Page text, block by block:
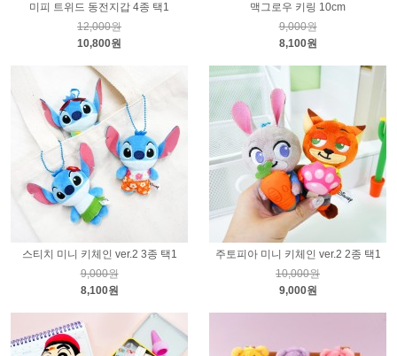
미피 트위드 동전지갑 4종 택1
12,000원
10,800원
맥그로우 키링 10cm
9,000원
8,100원
스티치 미니 키체인 ver.2 3종 택1
9,000원
8,100원
주토피아 미니 키체인 ver.2 2종 택1
10,000원
9,000원